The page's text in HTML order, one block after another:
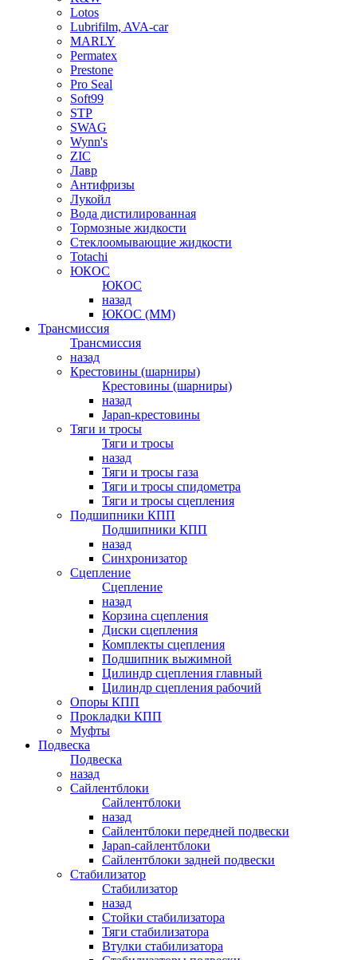
Lotos
Lubrifilm, AVA-car
MARLY
Permatex
Prestone
Pro Seal
Soft99
STP
SWAG
Wynn's
ZIC
Лавр
Антифризы
Лукойл
Вода дистилированная
Тормозные жидкости
Стеклоомывающие жидкости
Totachi
ЮКОС
ЮКОС
назад
ЮКОС (ММ)
Трансмиссия
Трансмиссия
назад
Крестовины (шарниры)
Крестовины (шарниры)
назад
Japan-крестовины
Тяги и тросы
Тяги и тросы
назад
Тяги и тросы газа
Тяги и тросы спидометра
Тяги и тросы сцепления
Подшипники КПП
Подшипники КПП
назад
Синхронизатор
Сцепление
Сцепление
назад
Корзина сцепления
Диски сцепления
Комплекты сцепления
Подшипник выжимной
Цилиндр сцепления главный
Цилиндр сцепления рабочий
Опоры КПП
Прокладки КПП
Муфты
Подвеска
Подвеска
назад
Сайлентблоки
Сайлентблоки
назад
Сайлентблоки передней подвески
Japan-сайлентблоки
Сайлентблоки задней подвески
Стабилизатор
Стабилизатор
назад
Стойки стабилизатора
Тяги стабилизатора
Втулки стабилизатора